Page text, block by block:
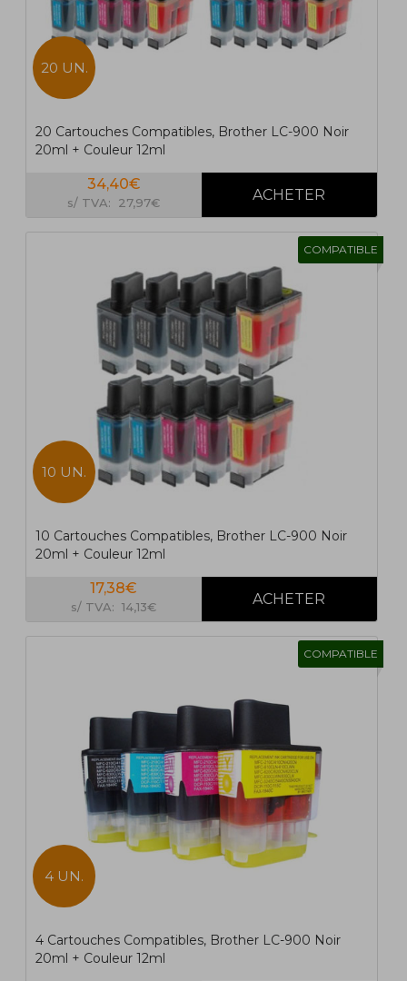
20 UN.
20 Cartouches Compatibles, Brother LC-900 Noir
20ml + Couleur 12ml
34,40€
s/ TVA: 27,97€
COMPATIBLE
10 UN.
10 Cartouches Compatibles, Brother LC-900 Noir
20ml + Couleur 12ml
17,38€
s/ TVA: 14,13€
COMPATIBLE
4 UN.
4 Cartouches Compatibles, Brother LC-900 Noir
20ml + Couleur 12ml